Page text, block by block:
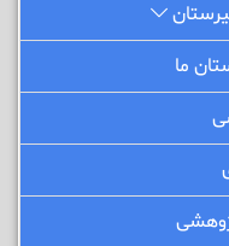
ما